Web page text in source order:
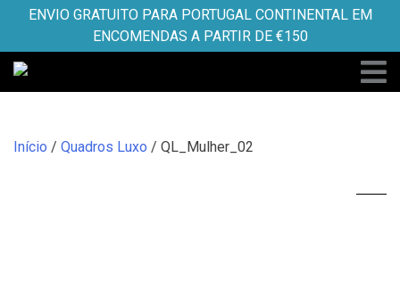
content
ENVIO GRATUITO PARA PORTUGAL CONTINENTAL EM
ENCOMENDAS A PARTIR DE €150
Início / Quadros Luxo / QL_Mulher_02